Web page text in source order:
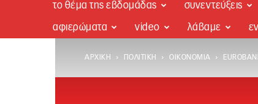
το θέμα της εβδομάδας συνεντεύξεις
αφιερώματα video λάβαμε
ΑΡΧΙΚΉ ΠΟΛΙΤΙΚΉ ΟΙΚΟΝΟΜΊΑ